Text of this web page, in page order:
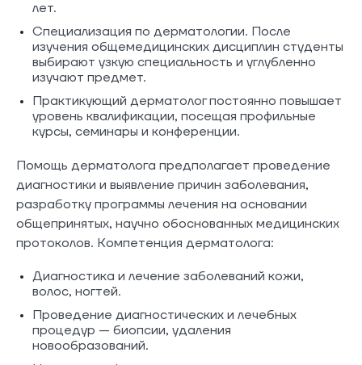
лет.
Специализация по дерматологии. После
изучения общемедицинских дисциплин студенты
выбирают узкую специальность и углубленно
изучают предмет.
Практикующий дерматолог постоянно повышает
уровень квалификации, посещая профильные
курсы, семинары и конференции.
Помощь дерматолога предполагает проведение
диагностики и выявление причин заболевания,
разработку программы лечения на основании
общепринятых, научно обоснованных медицинских
протоколов. Компетенция дерматолога:
Диагностика и лечение заболеваний кожи,
волос, ногтей.
Проведение диагностических и лечебных
процедур — биопсии, удаления
новообразований.